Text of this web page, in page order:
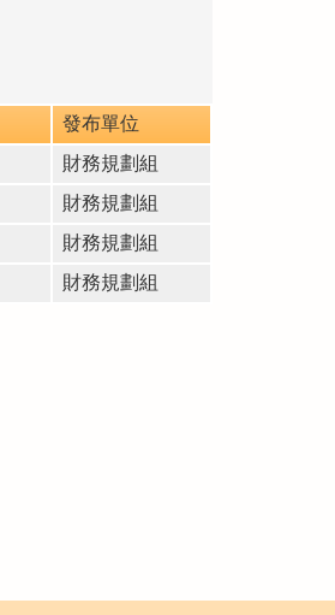
發布單位
財務規劃組
財務規劃組
財務規劃組
財務規劃組